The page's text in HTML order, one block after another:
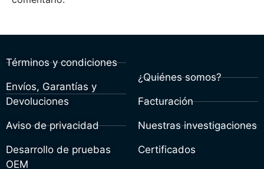
Términos y condiciones
Envíos, Garantías y
Devoluciones
Aviso de privacidad
Desarrollo de pruebas
OEM
¿Quiénes somos?
Facturación
Nuestras investigaciones
Certificados